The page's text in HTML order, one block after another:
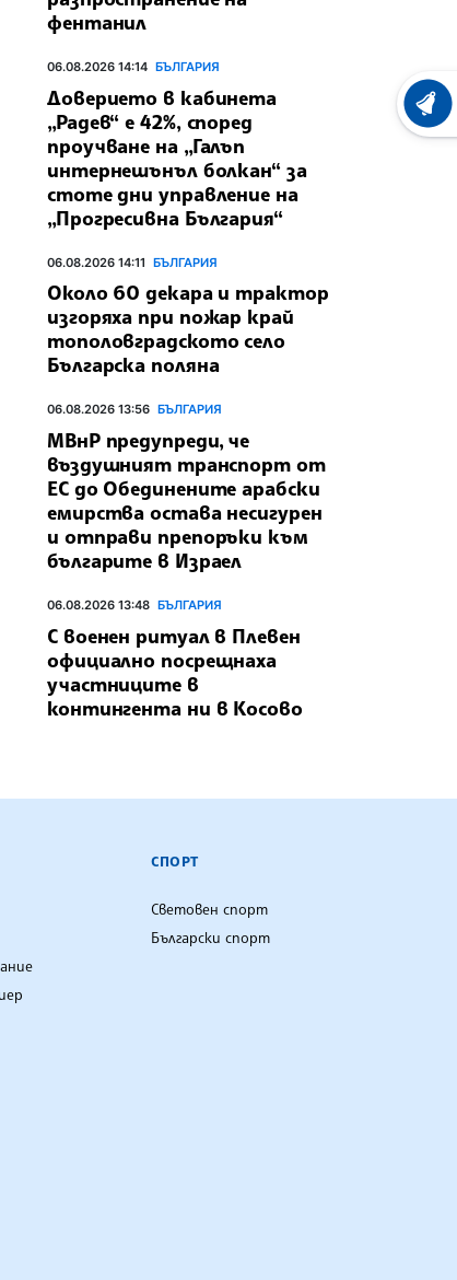
фентанил
06.08.2026 14:14 БЪЛГАРИЯ
Доверието в кабинета
„Радев“ е 42%, според
проучване на „Галъп
интернешънъл болкан“ за
стоте дни управление на
„Прогресивна България“
06.08.2026 14:11 БЪЛГАРИЯ
Около 60 декара и трактор
изгоряха при пожар край
тополовградското село
Българска поляна
06.08.2026 13:56 БЪЛГАРИЯ
МВнР предупреди, че
въздушният транспорт от
ЕС до Обединените арабски
емирства остава несигурен
и отправи препоръки към
българите в Израел
06.08.2026 13:48 БЪЛГАРИЯ
С военен ритуал в Плевен
официално посрещнаха
участниците в
контингента ни в Косово
СПОРТ
Световен спорт
Български спорт